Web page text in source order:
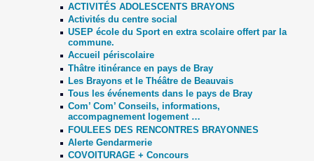
ACTIVITÉS ADOLESCENTS BRAYONS
Activités du centre social
USEP école du Sport en extra scolaire offert par la
commune.
Accueil périscolaire
Thâtre itinérance en pays de Bray
Les Brayons et le Théâtre de Beauvais
Tous les événements dans le pays de Bray
Com’ Com’ Conseils, informations,
accompagnement logement …
FOULEES DES RENCONTRES BRAYONNES
Alerte Gendarmerie
COVOITURAGE + Concours